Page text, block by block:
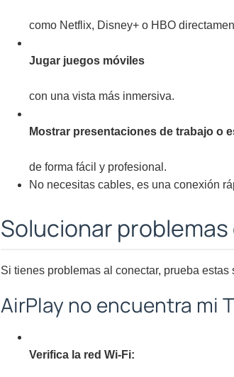
como Netflix, Disney+ o HBO
Jugar juegos móviles
con una vista más inmersiva.
Mostrar presentaciones de trabajo o
de forma fácil y profesional.
No necesitas cables, es una conexión
Solucionar
Si tienes problemas al conectar, prueba estas
AirPlay no encuentra mi
Verifica la red Wi-Fi: